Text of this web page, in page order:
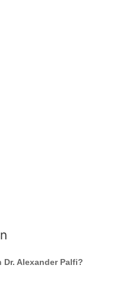
Dr. Alexander Palfi?